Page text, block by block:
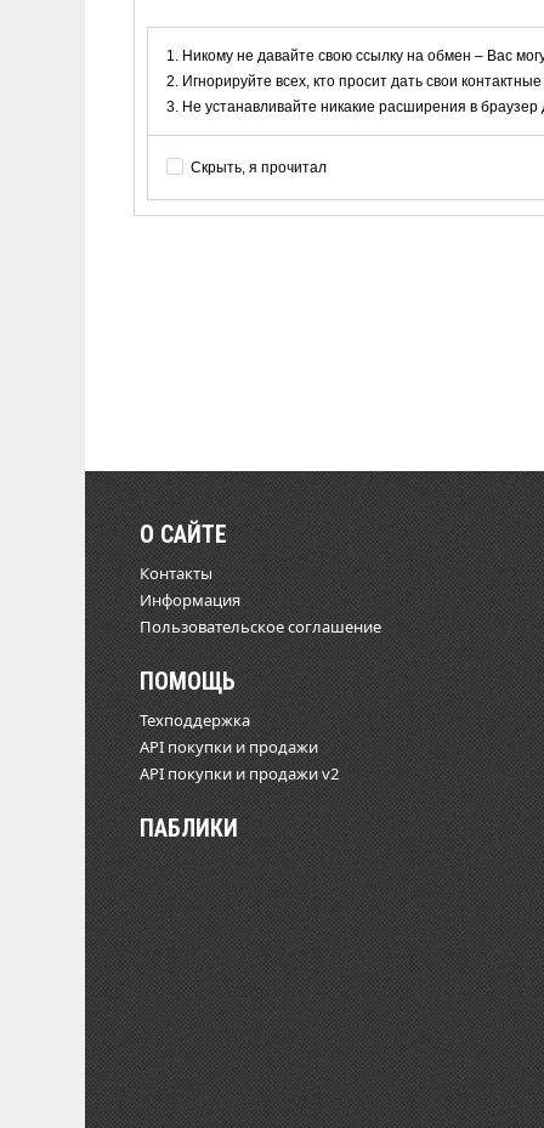
Никому не давайте свою ссылку на обмен – Вас
Игнорируйте всех, кто просит дать свои
Не устанавливайте никакие расширения в
Скрыть, я прочитал
О САЙТЕ
Контакты
Информация
Пользовательское соглашение
ПОМОЩЬ
Техподдержка
API покупки и продажи
API покупки и продажи v2
ПАБЛИКИ